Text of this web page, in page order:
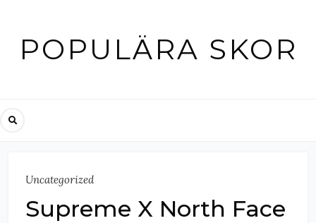
contentPOPULÄRA SKOR
Uncategorized
Supreme X North Face